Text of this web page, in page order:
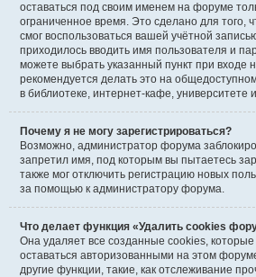
оставаться под своим именем на форуме
ограниченное время. Это сделано для того,
смог воспользоваться вашей учётной
приходилось вводить имя пользователя и
можете выбрать указанный пункт при входе
рекомендуется делать это на
в библиотеке, интернет-кафе, университете
Почему я не могу зарегистрироваться?
Возможно, администратор форума
запретил имя, под которым вы пытаетесь
также мог отключить регистрацию новых
за помощью к администратору форума.
Что делает функция «Удалить cookies
Она удаляет все созданные cookies,
оставаться авторизованными на этом
другие функции, такие, как отслеживание